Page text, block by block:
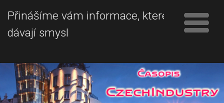
Přinášíme vám informace, které
dávají smysl